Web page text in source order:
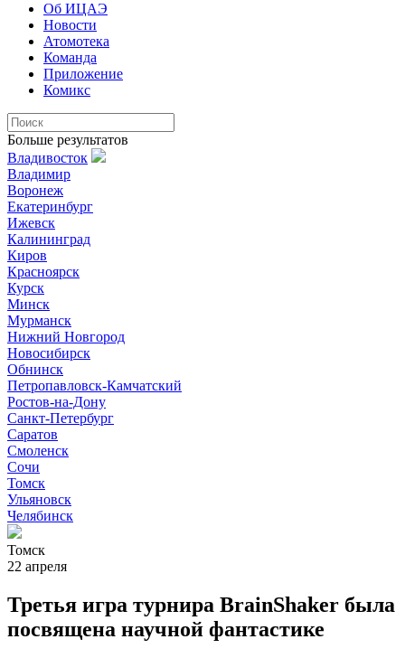
Об ИЦАЭ
Новости
Атомотека
Команда
Приложение
Комикс
Больше результатов
Владивосток
Владимир
Воронеж
Екатеринбург
Ижевск
Калининград
Киров
Красноярск
Курск
Минск
Мурманск
Нижний Новгород
Новосибирск
Обнинск
Петропавловск-Камчатский
Ростов-на-Дону
Санкт-Петербург
Саратов
Смоленск
Сочи
Томск
Ульяновск
Челябинск
Томск
22 апреля
Третья игра турнира BrainShaker была
посвящена научной фантастике